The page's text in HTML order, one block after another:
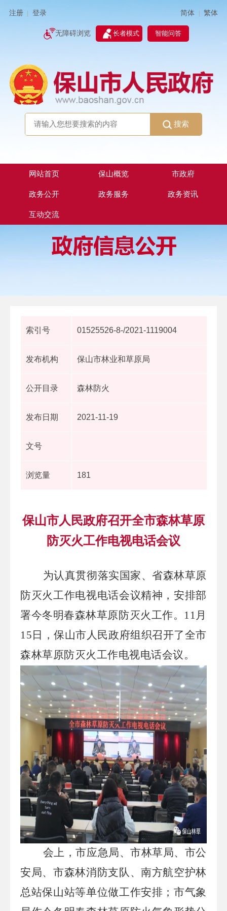
注册 登录 简体 | 繁体
无障碍浏览 长者模式 智能问答
搜索
网站首页 保山概览 市政府
政务公开 政务服务 政务资讯
互动交流
索引号 01525526-8-/2021-1119004
发布机构 保山市林业和草原局
公开目录 森林防火
发布日期 2021-11-19
文号
浏览量 181
保山市人民政府召开全市森林草原
防灭火工作电视电话会议
为认真贯彻落实国家、省森林草原
防灭火工作电视电话会议精神，安排部
署今冬明春森林草原防灭火工作。 11月
15日，保山市人民政府组织召开了全市
森林草原防灭火工作电视电话会议。
会上，市应急局、市林草局、市公
安局、市森林消防支队、南方航空护林
总站保山站等单位做工作安排；市气象